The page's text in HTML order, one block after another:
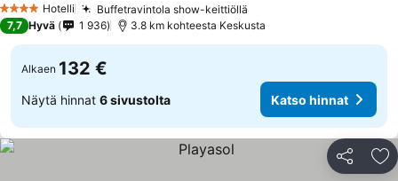
4 Tähtiluokitus
Hotelli Buffetravintola show-keittiöllä
7,7 Hyvä 1 936 3.8 km kohteesta Keskusta
Alkaen 132 €
Näytä hinnat 6 sivustolta Katso hinnat
Jaa